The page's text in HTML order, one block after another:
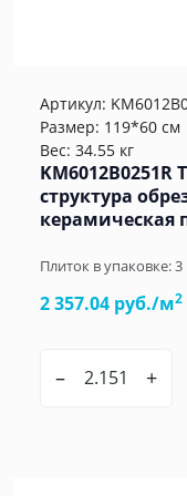
Артикул:
Размер: 119*60 см
Вес: 34.55 кг
структура
керамическая
Плиток в упаковке:3
2 357.04 руб./м2
– +